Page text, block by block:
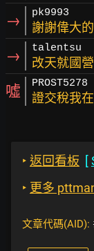
→ pk9993
謝謝偉大
→ talentsu
改天就國
噓 PROST5278
證交稅我
‣ 返回看板 [
‣ 更多
文章代碼(AID):